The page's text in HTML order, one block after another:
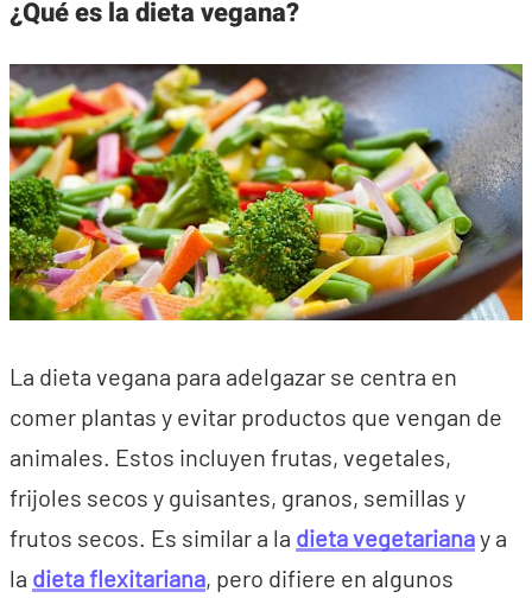
¿Qué es la dieta vegana?
La dieta vegana para adelgazar se centra en
comer plantas y evitar productos que vengan de
animales. Estos incluyen frutas, vegetales,
frijoles secos y guisantes, granos, semillas y
frutos secos. Es similar a la dieta vegetarianay a
la dieta flexitariana, pero difiere en algunos